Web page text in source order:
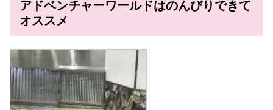
アドベンチャーワールドはのんびりできて
オススメ